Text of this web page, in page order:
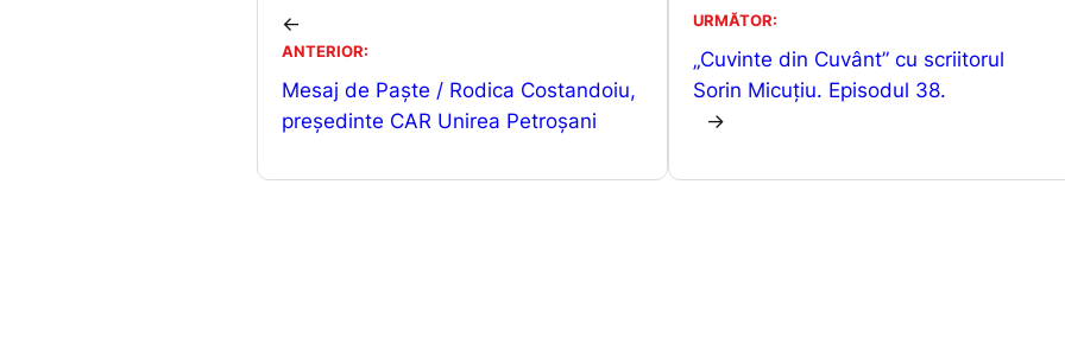
o
o
p
p
n
←
ANTERIOR:
Mesaj de Paște / Rodica Costandoiu,
președinte CAR Unirea Petroșani
URMĂTOR:
„Cuvinte din Cuvânt” cu scriitorul
Sorin Micuțiu. Episodul 38.
→